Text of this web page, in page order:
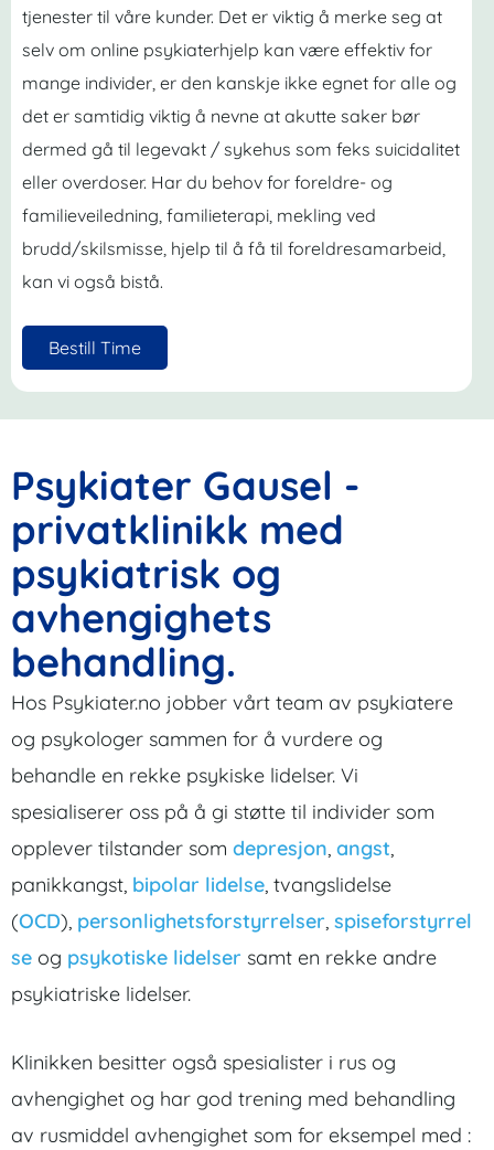
tjenester til våre kunder. Det er viktig å merke seg at
selv om online psykiaterhjelp kan være effektiv for
mange individer, er den kanskje ikke egnet for alle og
det er samtidig viktig å nevne at akutte saker bør
dermed gå til legevakt / sykehus som feks suicidalitet
eller overdoser. Har du behov for foreldre- og
familieveiledning, familieterapi, mekling ved
brudd/skilsmisse, hjelp til å få til foreldresamarbeid,
kan vi også bistå.
Bestill Time
Psykiater Gausel -
privatklinikk med
psykiatrisk og
avhengighets
behandling.
Hos Psykiater.no jobber vårt team av psykiatere
og psykologer sammen for å vurdere og
behandle en rekke psykiske lidelser. Vi
spesialiserer oss på å gi støtte til individer som
opplever tilstander som depresjon, angst,
panikkangst, bipolar lidelse, tvangslidelse
(OCD), personlighetsforstyrrelser, spiseforstyrrel
se og psykotiske lidelser samt en rekke andre
psykiatriske lidelser.
Klinikken besitter også spesialister i rus og
avhengighet og har god trening med behandling
av rusmiddel avhengighet som for eksempel med :